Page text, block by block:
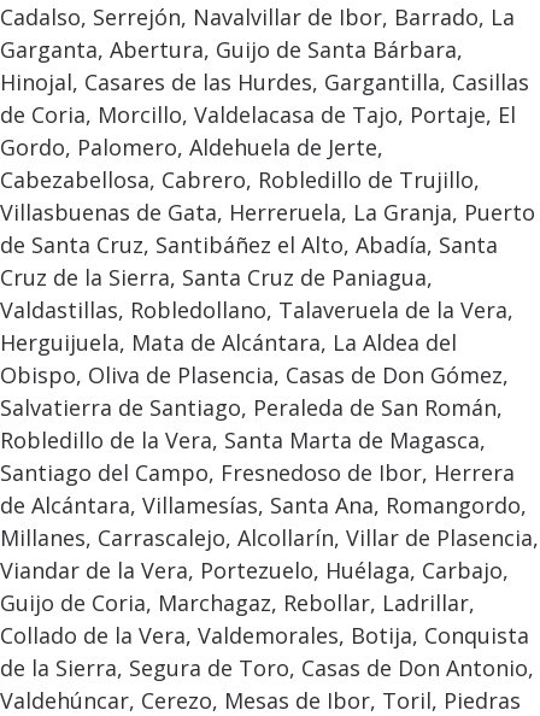
Cadalso, Serrejón, Navalvillar de Ibor, Barrado, La
Garganta, Abertura, Guijo de Santa Bárbara,
Hinojal, Casares de las Hurdes, Gargantilla, Casillas
de Coria, Morcillo, Valdelacasa de Tajo, Portaje, El
Gordo, Palomero, Aldehuela de Jerte,
Cabezabellosa, Cabrero, Robledillo de Trujillo,
Villasbuenas de Gata, Herreruela, La Granja, Puerto
de Santa Cruz, Santibáñez el Alto, Abadía, Santa
Cruz de la Sierra, Santa Cruz de Paniagua,
Valdastillas, Robledollano, Talaveruela de la Vera,
Herguijuela, Mata de Alcántara, La Aldea del
Obispo, Oliva de Plasencia, Casas de Don Gómez,
Salvatierra de Santiago, Peraleda de San Román,
Robledillo de la Vera, Santa Marta de Magasca,
Santiago del Campo, Fresnedoso de Ibor, Herrera
de Alcántara, Villamesías, Santa Ana, Romangordo,
Millanes, Carrascalejo, Alcollarín, Villar de Plasencia,
Viandar de la Vera, Portezuelo, Huélaga, Carbajo,
Guijo de Coria, Marchagaz, Rebollar, Ladrillar,
Collado de la Vera, Valdemorales, Botija, Conquista
de la Sierra, Segura de Toro, Casas de Don Antonio,
Valdehúncar, Cerezo, Mesas de Ibor, Toril, Piedras